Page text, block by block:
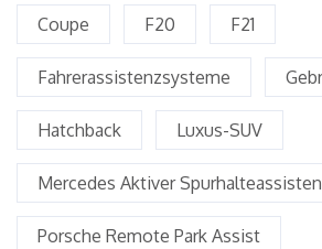
Coupe F20 F21
Fahrerassistenzsysteme
Hatchback Luxus-SUV
Mercedes Aktiver
Porsche Remote Park Assist